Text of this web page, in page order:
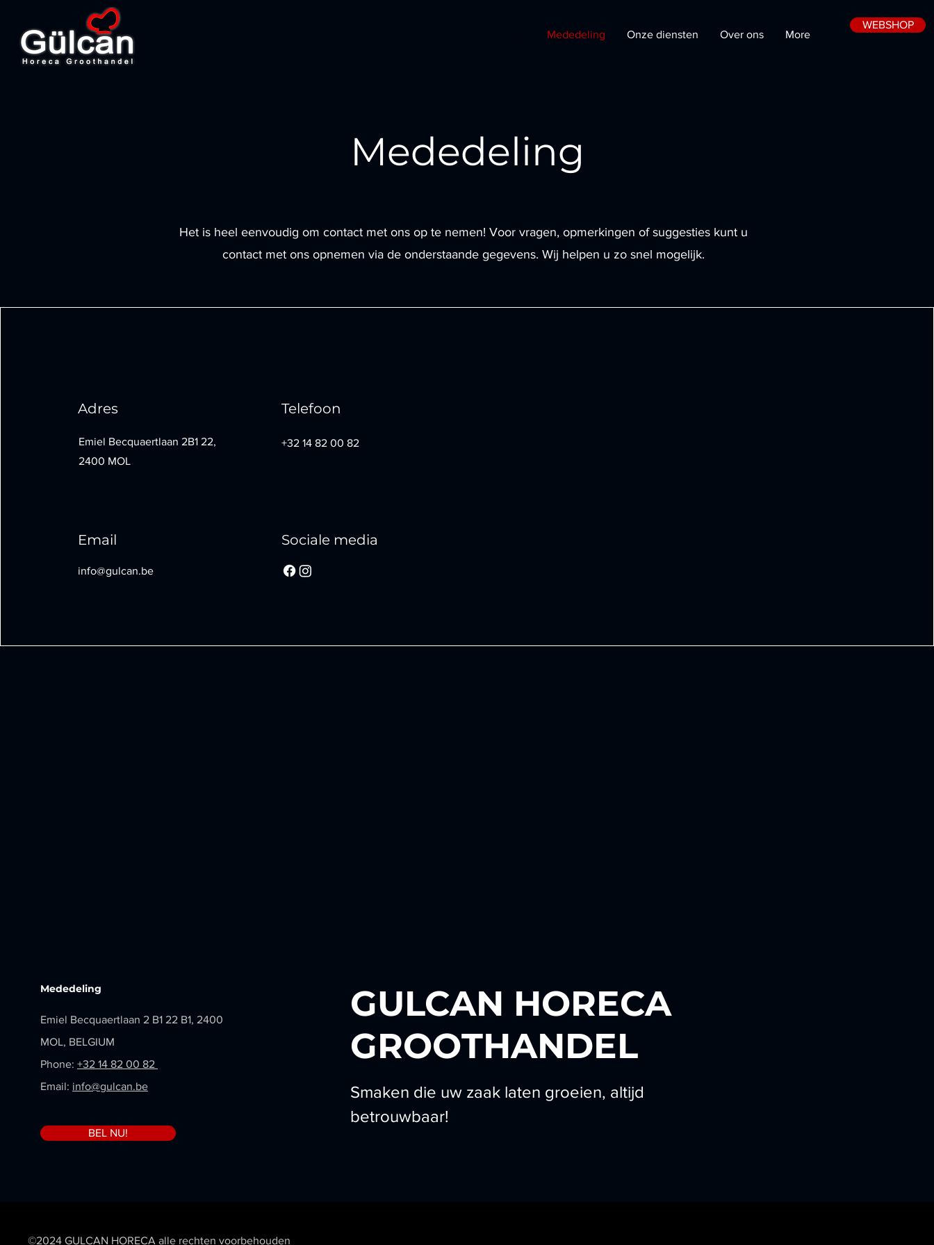
Mededeling Onze diensten Over ons More
WEBSHOP
Mededeling
Het is heel eenvoudig om contact met ons op te nemen! Voor vragen, opmerkingen of suggesties kunt u
contact met ons opnemen via de onderstaande gegevens. Wij helpen u zo snel mogelijk.
Adres
Emiel Becquaertlaan 2B1 22,
2400 MOL
Email
info@gulcan.be
Telefoon
+32 14 82 00 82
Sociale media
Mededeling
Emiel Becquaertlaan 2 B1 22 B1, 2400
MOL, BELGIUM
Phone: +32 14 82 00 82
Email: info@gulcan.be
BEL NU!
GULCAN HORECA
GROOTHANDEL
Smaken die uw zaak laten groeien, altijd
betrouwbaar!
©2024 GULCAN HORECA alle rechten voorbehouden